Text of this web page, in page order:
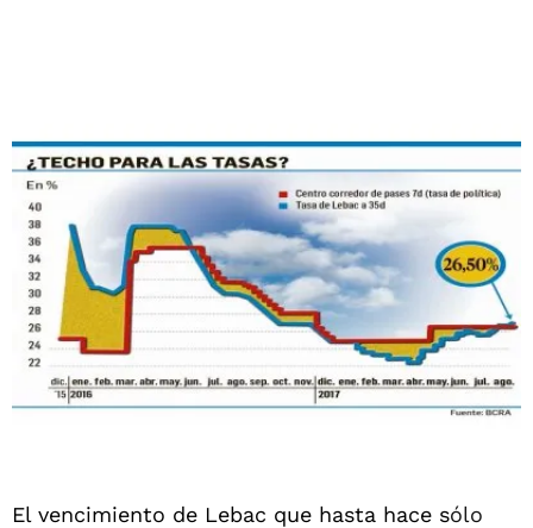
El vencimiento de Lebac que hasta hace sólo